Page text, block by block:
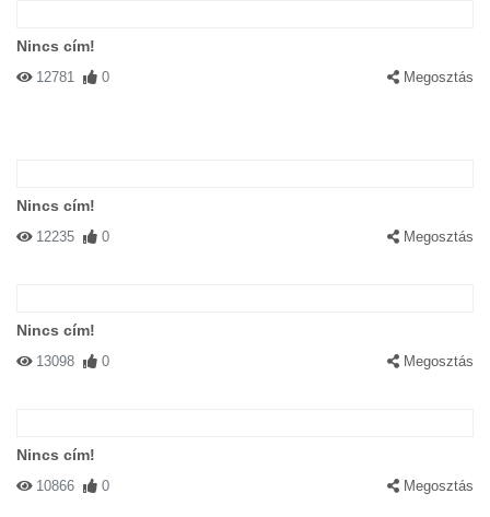
Nincs cím!
12781 0 Megosztás
Nincs cím!
12235 0 Megosztás
Nincs cím!
13098 0 Megosztás
Nincs cím!
10866 0 Megosztás